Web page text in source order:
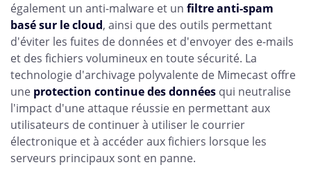
également un anti-malware et un filtre anti-spam
basé sur le cloud, ainsi que des outils permettant
d'éviter les fuites de données et d'envoyer des e-mails
et des fichiers volumineux en toute sécurité. La
technologie d'archivage polyvalente de Mimecast offre
une protection continue des données qui neutralise
l'impact d'une attaque réussie en permettant aux
utilisateurs de continuer à utiliser le courrier
électronique et à accéder aux fichiers lorsque les
serveurs principaux sont en panne.